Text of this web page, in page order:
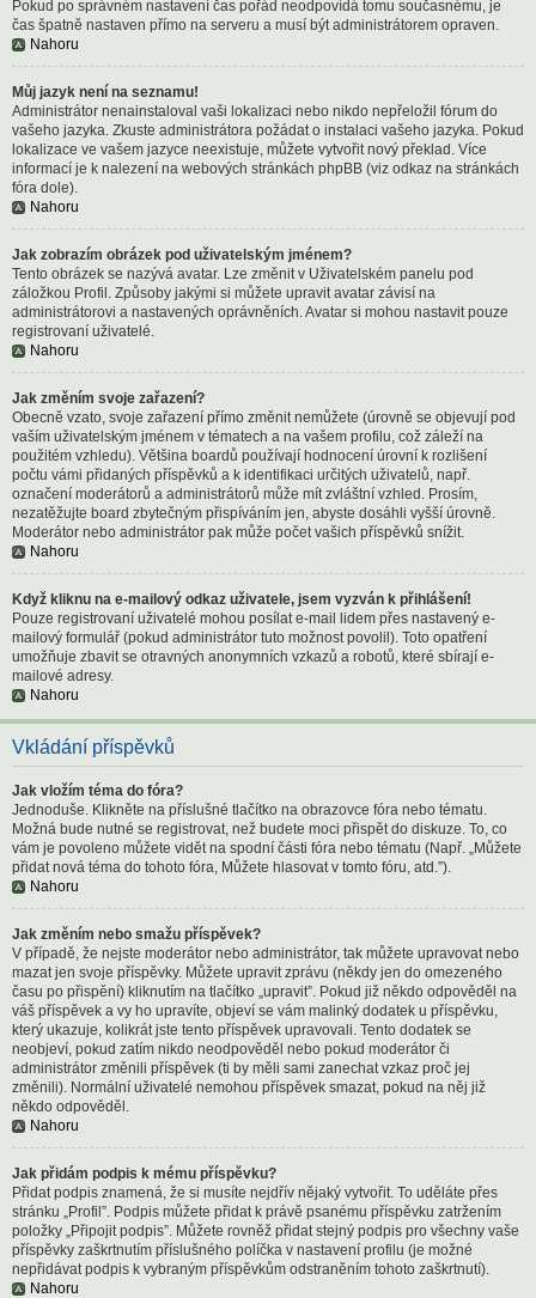
Pokud po správném nastavení čas pořád neodpovídá tomu současnému, je
čas špatně nastaven přímo na serveru a musí být administrátorem opraven.
Nahoru
Můj jazyk není na seznamu!
Administrátor nenainstaloval vaši lokalizaci nebo nikdo nepřeložil fórum do
vašeho jazyka. Zkuste administrátora požádat o instalaci vašeho jazyka. Pokud
lokalizace ve vašem jazyce neexistuje, můžete vytvořit nový překlad. Více
informací je k nalezení na webových stránkách phpBB (viz odkaz na stránkách
fóra dole).
Nahoru
Jak zobrazím obrázek pod uživatelským jménem?
Tento obrázek se nazývá avatar. Lze změnit v Uživatelském panelu pod
záložkou Profil. Způsoby jakými si můžete upravit avatar závisí na
administrátorovi a nastavených oprávněních. Avatar si mohou nastavit pouze
registrovaní uživatelé.
Nahoru
Jak změním svoje zařazení?
Obecně vzato, svoje zařazení přímo změnit nemůžete (úrovně se objevují pod
vaším uživatelským jménem v tématech a na vašem profilu, což záleží na
použitém vzhledu). Většina boardů používají hodnocení úrovní k rozlišení
počtu vámi přidaných příspěvků a k identifikaci určitých uživatelů, např.
označení moderátorů a administrátorů může mít zvláštní vzhled. Prosím,
nezatěžujte board zbytečným přispíváním jen, abyste dosáhli vyšší úrovně.
Moderátor nebo administrátor pak může počet vašich příspěvků snížit.
Nahoru
Když kliknu na e-mailový odkaz uživatele, jsem vyzván k přihlášení!
Pouze registrovaní uživatelé mohou posílat e-mail lidem přes nastavený e-
mailový formulář (pokud administrátor tuto možnost povolil). Toto opatření
umožňuje zbavit se otravných anonymních vzkazů a robotů, které sbírají e-
mailové adresy.
Nahoru
Vkládání příspěvků
Jak vložím téma do fóra?
Jednoduše. Klikněte na příslušné tlačítko na obrazovce fóra nebo tématu.
Možná bude nutné se registrovat, než budete moci přispět do diskuze. To, co
vám je povoleno můžete vidět na spodní části fóra nebo tématu (Např. „Můžete
přidat nová téma do tohoto fóra, Můžete hlasovat v tomto fóru, atd.”).
Nahoru
Jak změním nebo smažu příspěvek?
V případě, že nejste moderátor nebo administrátor, tak můžete upravovat nebo
mazat jen svoje příspěvky. Můžete upravit zprávu (někdy jen do omezeného
času po přispění) kliknutím na tlačítko „upravit”. Pokud již někdo odpověděl na
váš příspěvek a vy ho upravíte, objeví se vám malinký dodatek u příspěvku,
který ukazuje, kolikrát jste tento příspěvek upravovali. Tento dodatek se
neobjeví, pokud zatím nikdo neodpověděl nebo pokud moderátor či
administrátor změnili příspěvek (ti by měli sami zanechat vzkaz proč jej
změnili). Normální uživatelé nemohou příspěvek smazat, pokud na něj již
někdo odpověděl.
Nahoru
Jak přidám podpis k mému příspěvku?
Přidat podpis znamená, že si musíte nejdřív nějaký vytvořit. To uděláte přes
stránku „Profil”. Podpis můžete přidat k právě psanému příspěvku zatržením
položky „Připojit podpis”. Můžete rovněž přidat stejný podpis pro všechny vaše
příspěvky zaškrtnutím příslušného políčka v nastavení profilu (je možné
nepřidávat podpis k vybraným příspěvkům odstraněním tohoto zaškrtnutí).
Nahoru